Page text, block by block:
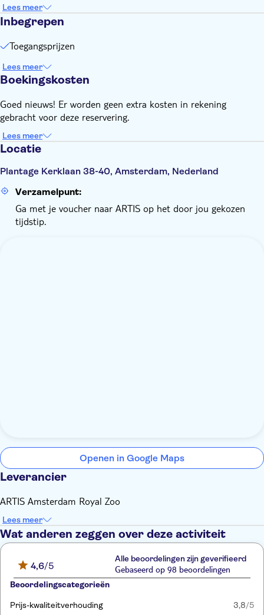
Lees meer
Inbegrepen
Toegangsprijzen
Lees meer
Boekingskosten
Goed nieuws! Er worden geen extra kosten in rekening
gebracht voor deze reservering.
Lees meer
Locatie
Plantage Kerklaan 38-40, Amsterdam, Nederland
Verzamelpunt:
Ga met je voucher naar ARTIS op het door jou gekozen
tijdstip.
Openen in Google Maps
Leverancier
ARTIS Amsterdam Royal Zoo
Lees meer
Wat anderen zeggen over deze activiteit
4,6/5
Alle beoordelingen zijn geverifieerd
Gebaseerd op 98 beoordelingen
Beoordelingscategorieën
Prijs-kwaliteitverhouding 3,8/5